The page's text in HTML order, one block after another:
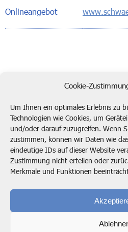
Cookie-
Um Ihnen ein optimales Erlebnis zu
Technologien wie Cookies, um
und/oder darauf zuzugreifen. Wenn
zustimmen, können wir Daten wie
eindeutige IDs auf dieser Website
Zustimmung nicht erteilen oder
Merkmale und Funktionen
Onlineangebot
Kontaktieren Sie
post@btp.de
02104
Bode, Timm & Partner GmbH
Marie-Curie-Straße 4